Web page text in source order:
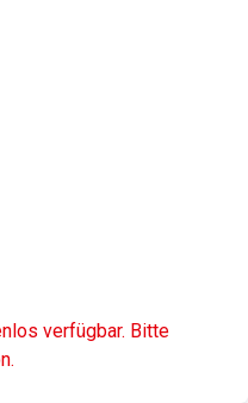
verfügbar. Bitte